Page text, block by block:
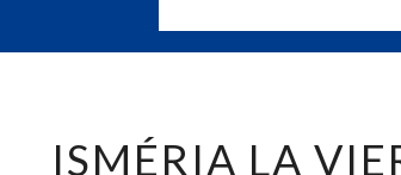
S
ISMÉRIA LA